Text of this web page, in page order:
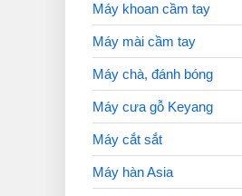
Máy khoan cầm tay
Máy mài cầm tay
Máy chà, đánh bóng
Máy cưa gỗ Keyang
Máy cắt sắt
Máy hàn Asia